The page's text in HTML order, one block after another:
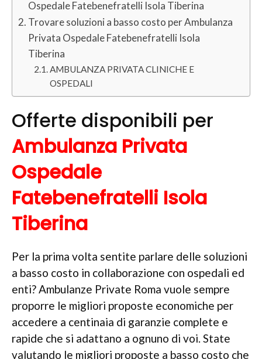
Ospedale Fatebenefratelli Isola Tiberina
Trovare soluzioni a basso costo per Ambulanza
Privata Ospedale Fatebenefratelli Isola
Tiberina
AMBULANZA PRIVATA CLINICHE E
OSPEDALI
Offerte disponibili per
Ambulanza Privata
Ospedale
Fatebenefratelli Isola
Tiberina
Per la prima volta sentite parlare delle soluzioni
a basso costo in collaborazione con ospedali ed
enti? Ambulanze Private Roma vuole sempre
proporre le migliori proposte economiche per
accedere a centinaia di garanzie complete e
rapide che si adattano a ognuno di voi. State
valutando le migliori proposte a basso costo che